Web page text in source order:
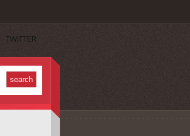
TWITTER